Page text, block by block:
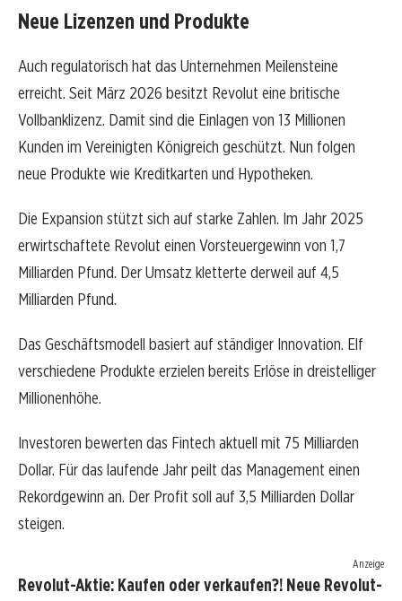
Neue Lizenzen und Produkte
Auch regulatorisch hat das Unternehmen Meilensteine
erreicht. Seit März 2026 besitzt Revolut eine britische
Vollbanklizenz. Damit sind die Einlagen von 13 Millionen
Kunden im Vereinigten Königreich geschützt. Nun folgen
neue Produkte wie Kreditkarten und Hypotheken.
Die Expansion stützt sich auf starke Zahlen. Im Jahr 2025
erwirtschaftete Revolut einen Vorsteuergewinn von 1,7
Milliarden Pfund. Der Umsatz kletterte derweil auf 4,5
Milliarden Pfund.
Das Geschäftsmodell basiert auf ständiger Innovation. Elf
verschiedene Produkte erzielen bereits Erlöse in dreistelliger
Millionenhöhe.
Investoren bewerten das Fintech aktuell mit 75 Milliarden
Dollar. Für das laufende Jahr peilt das Management einen
Rekordgewinn an. Der Profit soll auf 3,5 Milliarden Dollar
steigen.
Anzeige
Revolut-Aktie: Kaufen oder verkaufen?! Neue Revolut-